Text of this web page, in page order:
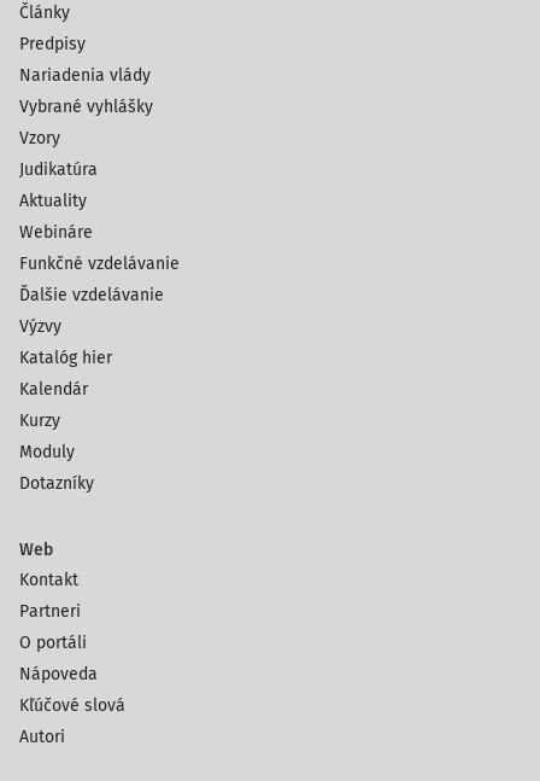
Články
Predpisy
Nariadenia vlády
Vybrané vyhlášky
Vzory
Judikatúra
Aktuality
Webináre
Funkčné vzdelávanie
Ďalšie vzdelávanie
Výzvy
Katalóg hier
Kalendár
Kurzy
Moduly
Dotazníky
Web
Kontakt
Partneri
O portáli
Nápoveda
Kľúčové slová
Autori